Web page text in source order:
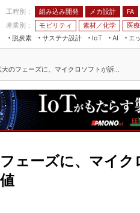
工程別： 組み込み開発 メカ設計 FA
産業別：
モビリティ 素材／化学 医
脱炭素
サステナ設計
IoT
場
ービス
AI
設備保全
AI
エ
JIMTOF
組込み/エッジ コン
展＆IoT/5Gソリュー
IIFES
国際ロボット展
TECHNO-FRONTIER
つながるク
5G
VR／AR
フィールド
組み込み画
製
FA
モ
のフェーズに、マイクロソフトが訴...
ェーズに、マイク